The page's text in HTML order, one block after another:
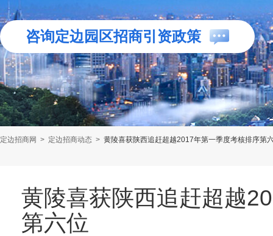
咨询定边园区招商引资政策
定边招商网 > 定边招商动态 > 黄陵喜获陕西追赶超越2017年第一季度考核排序第
黄陵喜获陕西追赶超越
第六位